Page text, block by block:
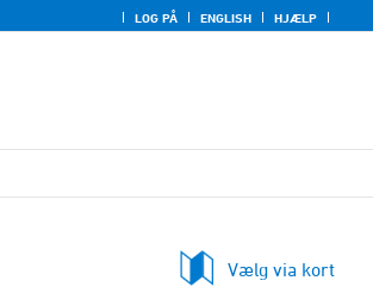
LOG PÅ ENGLISH HJÆLP
Vælg via kort